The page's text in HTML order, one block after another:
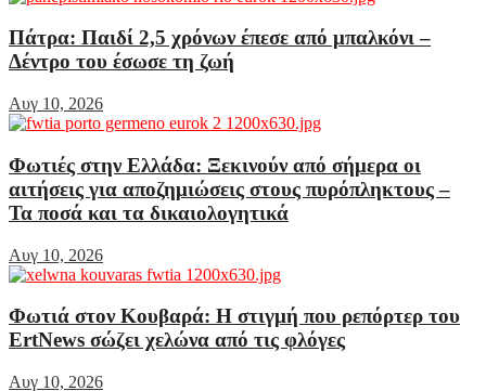
Πάτρα: Παιδί 2,5 χρόνων έπεσε από μπαλκόνι –
Δέντρο του έσωσε τη ζωή
Αυγ 10, 2026
Φωτιές στην Ελλάδα: Ξεκινούν από σήμερα οι
αιτήσεις για αποζημιώσεις στους πυρόπληκτους –
Τα ποσά και τα δικαιολογητικά
Αυγ 10, 2026
Φωτιά στον Κουβαρά: Η στιγμή που ρεπόρτερ του
ErtNews σώζει χελώνα από τις φλόγες
Αυγ 10, 2026